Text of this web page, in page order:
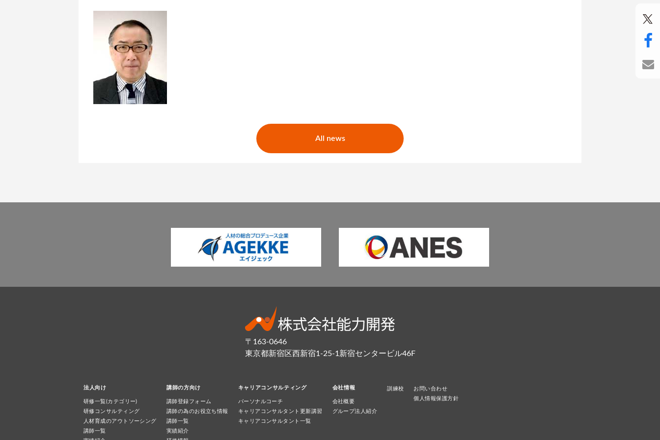
All news
〒163-0646
東京都新宿区西新宿1-25-1新宿センタービル46F
法人向け
研修一覧(カテゴリー)
研修コンサルティング
人材育成のアウトソーシング
講師一覧
講師の方向け
講師登録フォーム
講師の為のお役立ち情報
講師一覧
実績紹介
キャリアコンサルティング
パーソナルコーチ
キャリアコンサルタント更新講習
キャリアコンサルタント一覧
会社情報
会社概要
グループ法人紹介
訓練校
お問い合わせ
個人情報保護方針